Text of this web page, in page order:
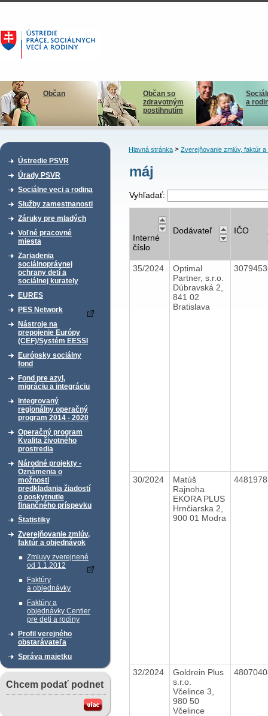
Občan
Občan so
zdravotným
postihnutím
a
Ústredie PSVR
Úrady PSVR
Sociálne veci a rodina
Služby zamestnanosti
Záruky pre mladých
Voľné pracovné
miesta
Zariadenia
sociálnoprávnej
ochrany detí a
sociálnej kurately
EURES
PES Network
Nástroje na
prepojenie Európy
(CEF)/Systém EESSI
Európsky sociálny
fond
Fond pre azyl,
migráciu a integráciu
Integrovaný
regionálny operačný
program 2014 - 2020
Operačný program
Kvalita životného
prostredia
Národné projekty -
Oznámenia o
možnosti
predkladania žiadostí
o poskytnutie
finančného príspevku
Štatistiky
Zverejňovanie zmlúv,
faktúr a objednávok
Zmluvy zverejnené
od 1.1.2012
Faktúry
a objednávky
Faktúry a
objednávky Centier
pre deti a rodiny
Profil verejného
obstarávateľa
Správa majetku
Chcem podať podnet
Hlavná stránka> Zverejňovanie zmlúv, faktúr a
máj
Vyhľadať:
Interné
číslo
Dodávateľ IČO
35/2024
Optimal
Partner, s.r.o.
Dúbravská 2,
841 02
Bratislava
30/2024
Matúš
Rajnoha
EKORA PLUS
Hrnčiarska 2,
900 01 Modra
32/2024
Goldrein Plus
s.r.o.
Včelince 3,
980 50
Včelince